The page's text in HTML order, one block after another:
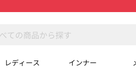
レディース インナー